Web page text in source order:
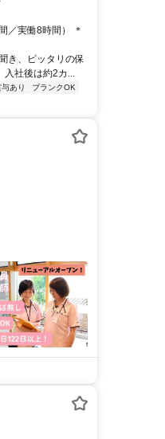
／実働8時間） ＊
き、ピッタリの保
入社後は約2カ...
与あり
ブランクOK